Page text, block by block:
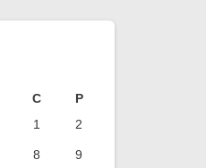
C
P
1
2
8 9